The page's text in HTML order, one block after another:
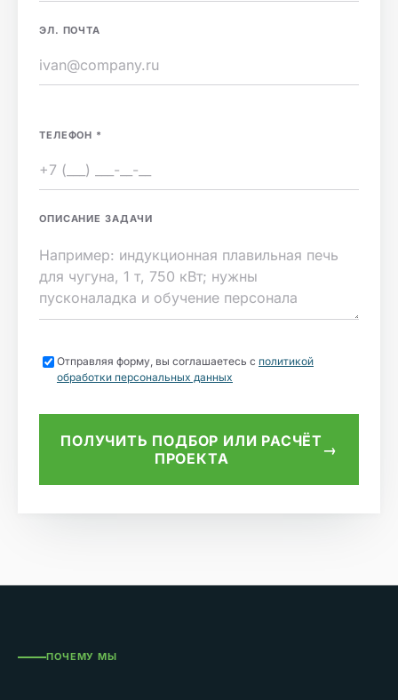
ЭЛ. ПОЧТА
ТЕЛЕФОН *
ОПИСАНИЕ ЗАДАЧИ
Отправляя форму, вы соглашаетесь с политикой
обработки персональных данных
ПОЛУЧИТЬ ПОДБОР ИЛИ РАСЧЁТ
ПРОЕКТА
→
ПОЧЕМУ МЫ